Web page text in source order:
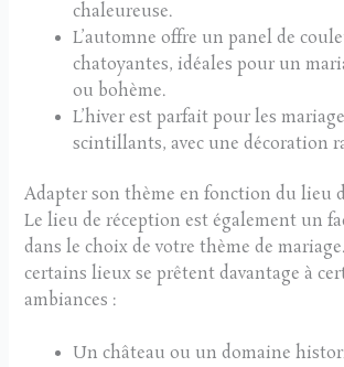
chaleureuse.
L’automne offre un panel de
chatoyantes, idéales pour un
ou bohème.
L’hiver est parfait pour les
scintillants, avec une décoration
Adapter son thème en fonction du lieu
Le lieu de réception est également un
dans le choix de votre thème de
certains lieux se prêtent davantage à
ambiances :
Un château ou un domaine